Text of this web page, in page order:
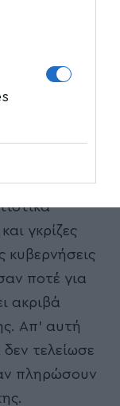
ξεχωρίζω
από τη λήθη
στους
-οι
σε
γκρίζες
κυβερνήσεις
ποτέ για
ακριβά
Απ’ αυτή
τελείωσε
πληρώσουν